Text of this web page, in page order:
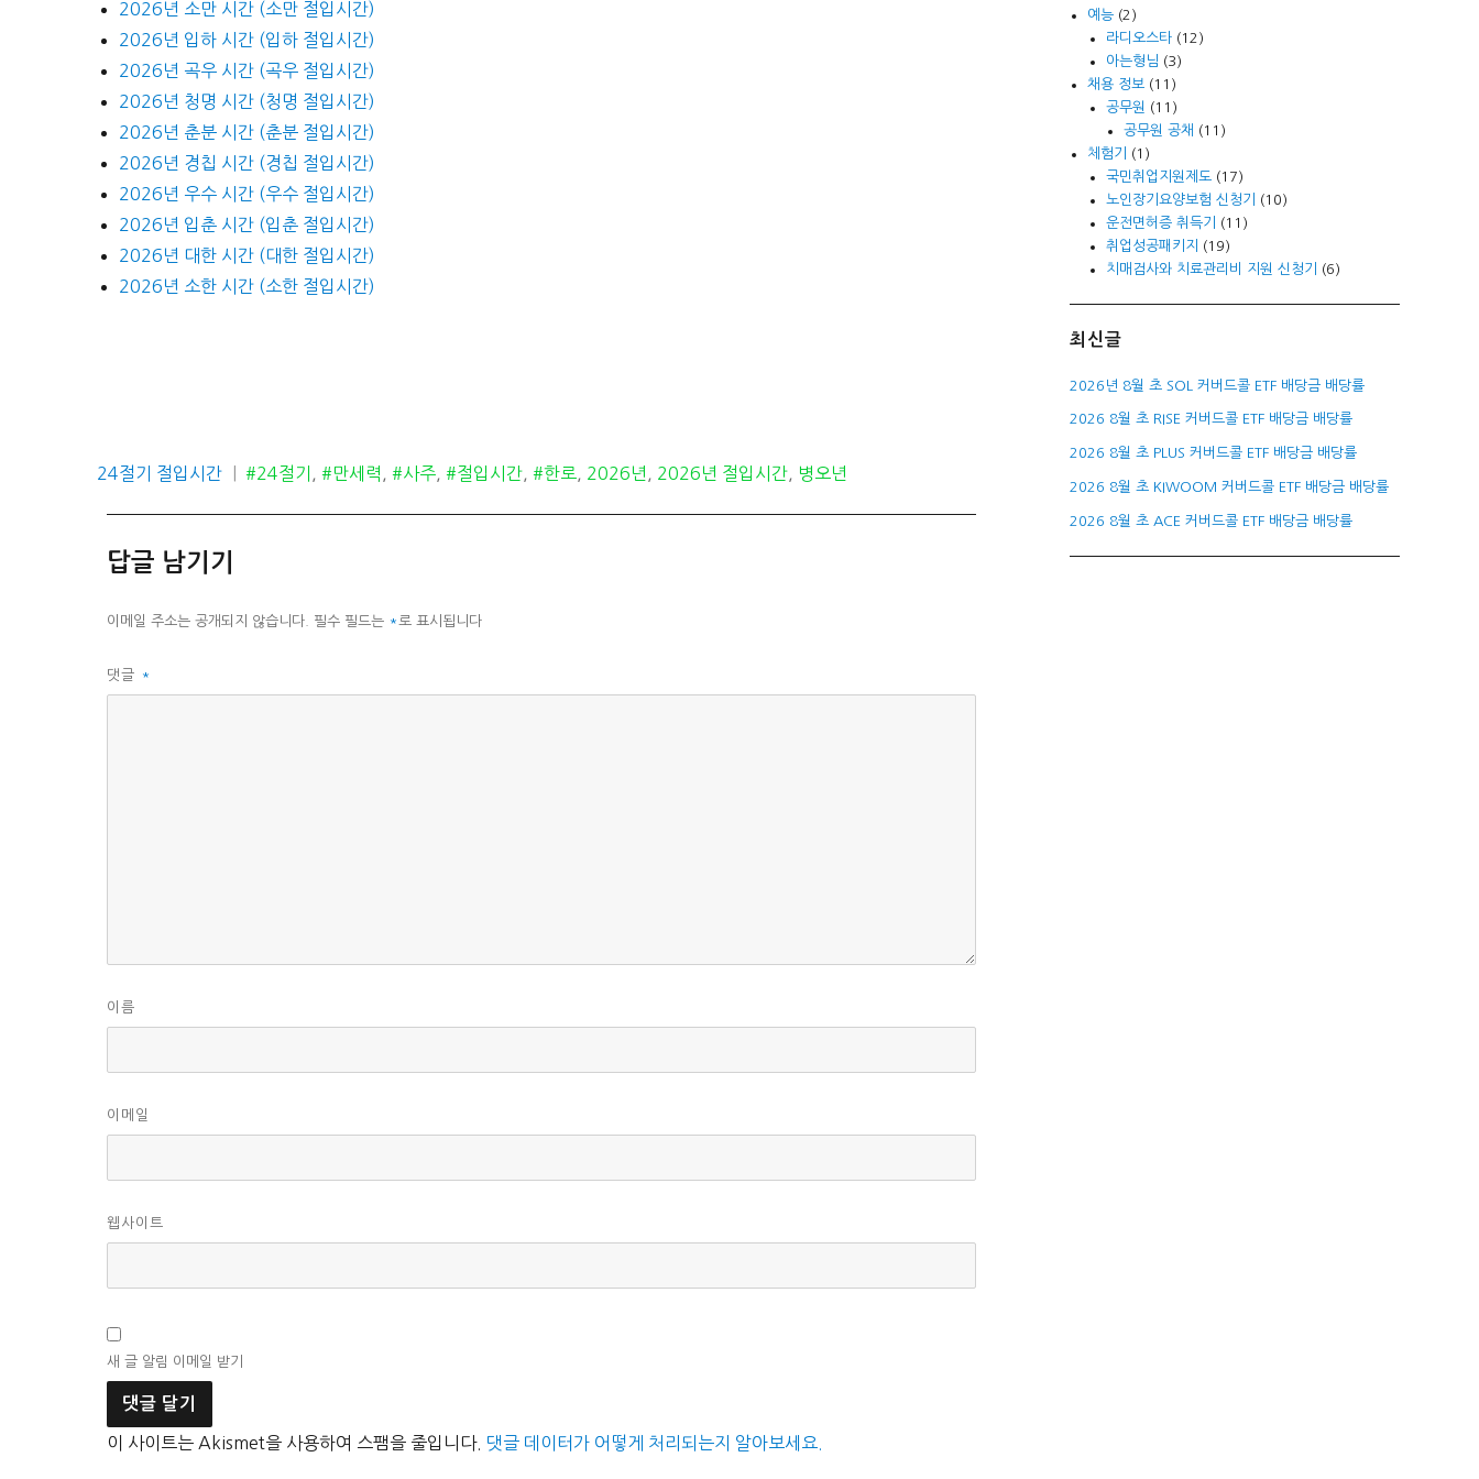
2026년 소만 시간 (소만 절입시간)
2026년 입하 시간 (입하 절입시간)
2026년 곡우 시간 (곡우 절입시간)
2026년 청명 시간 (청명 절입시간)
2026년 춘분 시간 (춘분 절입시간)
2026년 경칩 시간 (경칩 절입시간)
2026년 우수 시간 (우수 절입시간)
2026년 입춘 시간 (입춘 절입시간)
2026년 대한 시간 (대한 절입시간)
2026년 소한 시간 (소한 절입시간)
카
리
24절기 절입시간
태
#24절기 ,#만세력 ,#사주 ,#절입시간 ,#한로 2026년 2026년 절입시간 병오년
답글 남기기
이메일 주소는 공개되지 않습니다. 필수 필드는 *로 표시됩니다
댓글 *
이름
이메일
웹사이트
새 글 알림 이메일 받기
이 사이트는 Akismet을 사용하여 스팸을 줄입니다. 댓글 데이터가 어떻게 처리되는지 알아보세요.
예능 (2)
라디오스타(12)
아는형님 (3)
채용 정보 (11)
공무원
(11)
공무원 공채 (11)
체험기
(1)
국민취업지원제도(17)
노인장기요양보험 신청기
(10)
운전면허증 취득기
(11)
취업성공패키지
(19)
치매검사와 치료관리비 지원 신청기
(6)
최신글
2026년 8월 초 SOL 커버드콜 ETF 배당금 배당률
2026 8월 초 RISE 커버드콜 ETF 배당금 배당률
2026 8월 초 PLUS 커버드콜 ETF 배당금 배당률
2026 8월 초 KIWOOM 커버드콜 ETF 배당금 배당률
2026 8월 초 ACE 커버드콜 ETF 배당금 배당률